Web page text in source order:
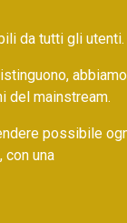
da tutti gli utenti.
abbiamo
del mainstream.
possibile
con una